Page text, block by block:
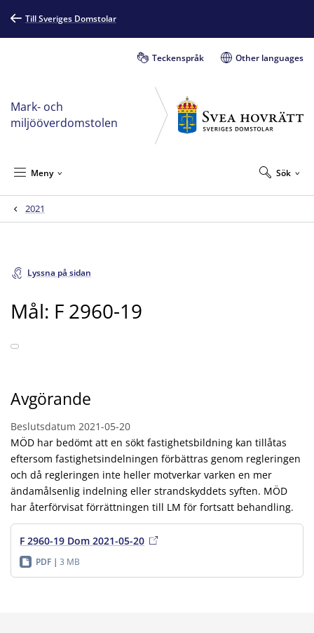
Till Sveriges Domstolar
Teckenspråk Other languages
Mark- och
miljööverdomstolen
Sök
Meny
2021
Lyssna på sidan
Mål: F 2960-19
Avgörande
Beslutsdatum 2021-05-20
MÖD har bedömt att en sökt fastighetsbildning kan tillåtas
eftersom fastighetsindelningen förbättras genom regleringen
och då regleringen inte heller motverkar varken en mer
ändamålsenlig indelning eller strandskyddets syften. MÖD
har återförvisat förrättningen till LM för fortsatt behandling.
F 2960-19 Dom 2021-05-20
PDF 3 MB